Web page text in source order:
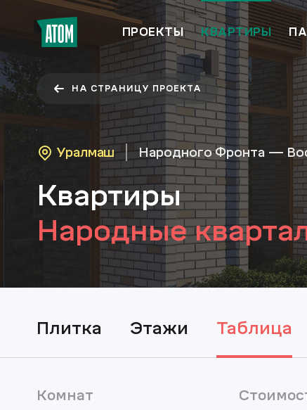
ПРОЕКТЫ КВАРТИРЫ
НА СТРАНИЦУ ПРОЕКТА
Уралмаш Народного Фронта —
Квартиры
Народные
плитка этажи таблица
Комнат